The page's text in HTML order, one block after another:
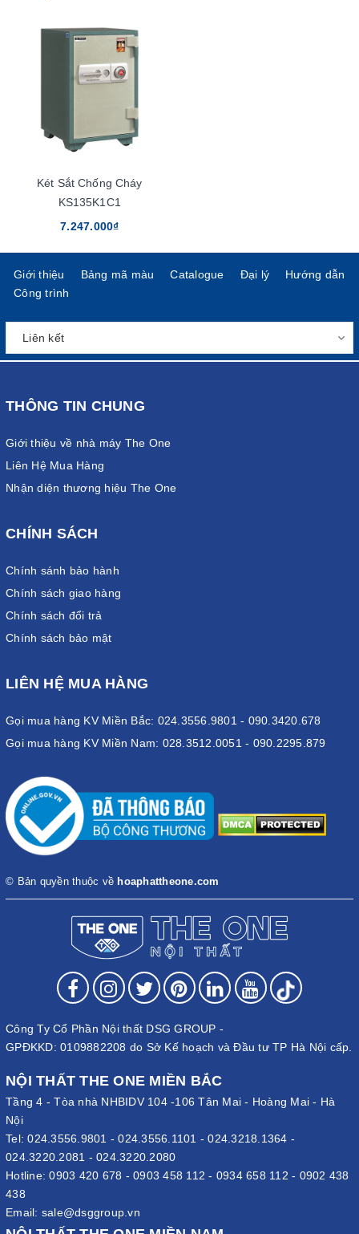
Két Sắt Chống Cháy
KS135K1C1
7.247.000₫
Giới thiệu Bảng mã màu Catalogue Đại lý
Hướng dẫn
Công trình
THÔNG TIN CHUNG
Giới thiệu về nhà máy The One
Liên Hệ Mua Hàng
Nhận diện thương hiệu The One
CHÍNH SÁCH
Chính sánh bảo hành
Chính sách giao hàng
Chính sách đổi trả
Chính sách bảo mật
LIÊN HỆ MUA HÀNG
Gọi mua hàng KV Miền Bắc: 024.3556.9801 - 090.3420.678
Gọi mua hàng KV Miền Nam: 028.3512.0051 - 090.2295.879
© Bản quyền thuộc về hoaphattheone.com
Công Ty Cổ Phần Nội thất DSG GROUP -
GPĐKKD: 0109882208 do Sở Kế hoạch và Đầu tư TP Hà Nội cấp.
NỘI THẤT THE ONE MIỀN BẮC
Tầng 4 - Tòa nhà NHBIDV 104 -106 Tân Mai - Hoàng Mai - Hà
Nội
Tel:024.3556.9801 -024.3556.1101 -024.3218.1364 -
024.3220.2081 - 024.3220.2080
Hotline:0903 420 678 - 0903 458 112 - 0934 658 112 - 0902 438
438
Email: sale@dsggroup.vn